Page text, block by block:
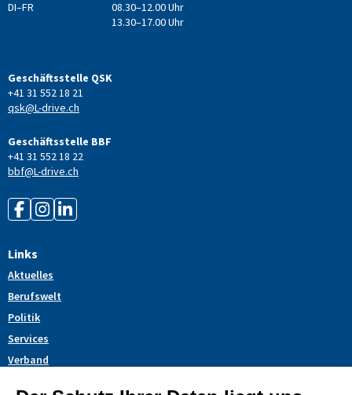
DI–FR
08.30–12.00 Uhr
13.30–17.00 Uhr
Geschäftsstelle QSK
+41 31 552 18 21
qsk@L-drive.ch
Geschäftsstelle BBF
+41 31 552 18 22
bbf@L-drive.ch
Links
Aktuelles
Berufswelt
Politik
Services
Verband